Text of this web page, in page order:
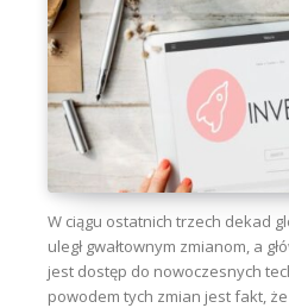
W ciągu ostatnich trzech dekad
uległ gwałtownym zmianom, a
jest dostęp do nowoczesnych
powodem tych zmian jest fakt,